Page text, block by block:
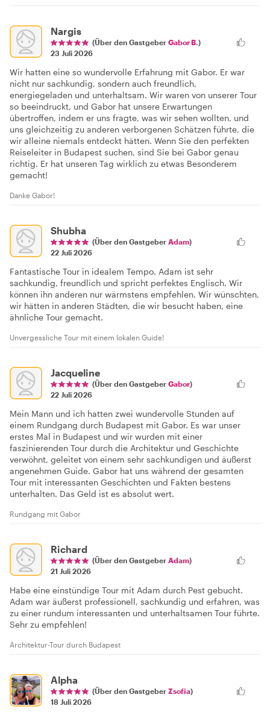
Nargis
(Über den Gastgeber Gabor B. )
23 Juli 2026
Wir hatten eine so wundervolle Erfahrung mit Gabor. Er war
nicht nur sachkundig, sondern auch freundlich,
energiegeladen und unterhaltsam. Wir waren von unserer Tour
so beeindruckt, und Gabor hat unsere Erwartungen
übertroffen, indem er uns fragte, was wir sehen wollten, und
uns gleichzeitig zu anderen verborgenen Schätzen führte, die
wir alleine niemals entdeckt hätten. Wenn Sie den perfekten
Reiseleiter in Budapest suchen, sind Sie bei Gabor genau
richtig. Er hat unseren Tag wirklich zu etwas Besonderem
gemacht!
Danke Gabor!
Shubha
(Über den Gastgeber Adam)
22 Juli 2026
Fantastische Tour in idealem Tempo. Adam ist sehr
sachkundig, freundlich und spricht perfektes Englisch. Wir
können ihn anderen nur wärmstens empfehlen. Wir wünschten,
wir hätten in anderen Städten, die wir besucht haben, eine
ähnliche Tour gemacht.
Unvergessliche Tour mit einem lokalen Guide!
Jacqueline
(Über den Gastgeber Gabor)
22 Juli 2026
Mein Mann und ich hatten zwei wundervolle Stunden auf
einem Rundgang durch Budapest mit Gabor. Es war unser
erstes Mal in Budapest und wir wurden mit einer
faszinierenden Tour durch die Architektur und Geschichte
verwöhnt, geleitet von einem sehr sachkundigen und äußerst
angenehmen Guide. Gabor hat uns während der gesamten
Tour mit interessanten Geschichten und Fakten bestens
unterhalten. Das Geld ist es absolut wert.
Rundgang mit Gabor
Richard
(Über den Gastgeber Adam)
21 Juli 2026
Habe eine einstündige Tour mit Adam durch Pest gebucht.
Adam war äußerst professionell, sachkundig und erfahren, was
zu einer rundum interessanten und unterhaltsamen Tour führte.
Sehr zu empfehlen!
Architektur-Tour durch Budapest
Alpha
(Über den Gastgeber Zsofia)
18 Juli 2026